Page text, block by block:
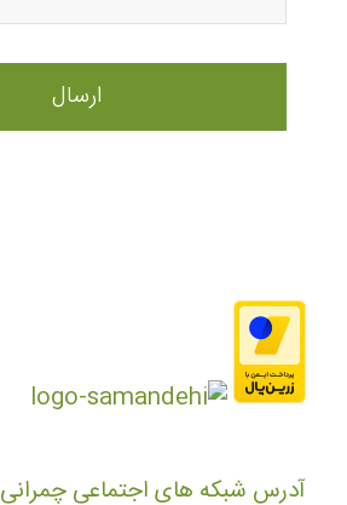
آدرس شبکه های اجتماعی چمرانی